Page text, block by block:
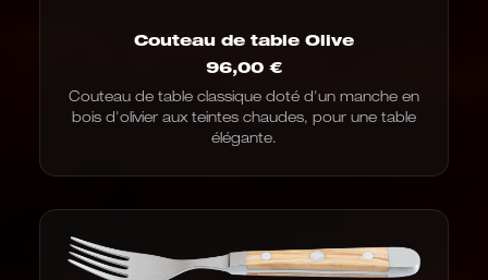
Couteau de table Olive
96,00 €
Couteau de table classique doté d'un manche en
bois d'olivier aux teintes chaudes, pour une table
élégante.